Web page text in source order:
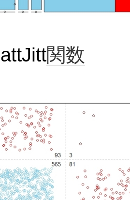
関数